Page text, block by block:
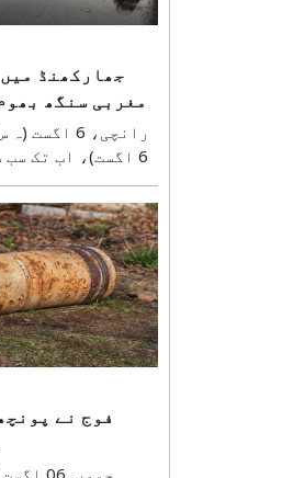
جھارکھنڈ
مغربی سنگھ
6 اگست)، اب تک
فیصد زیادہ
گڑھوا ضلع میں
فوج نے